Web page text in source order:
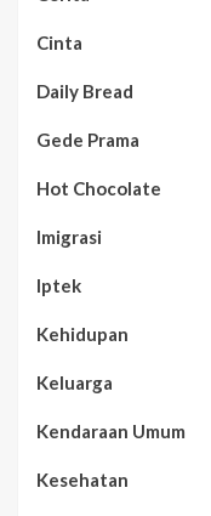
Cinta
Daily Bread
Gede Prama
Hot Chocolate
Imigrasi
Iptek
Kehidupan
Keluarga
Kendaraan Umum
Kesehatan